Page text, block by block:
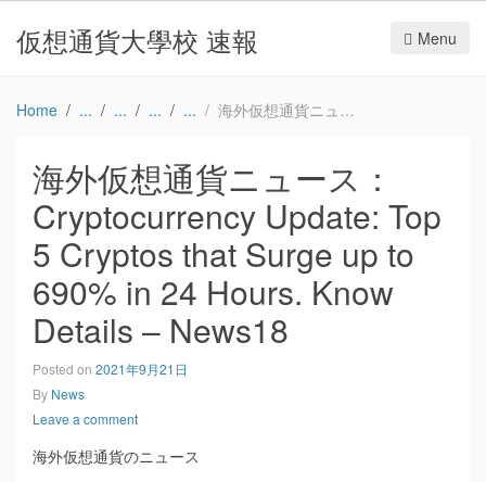
仮想通貨大學校 速報 Menu
Home 海外仮想通貨ニュース：Cryptocurrency Update: Top 5 Cryptos that Surge up to 690% in 24 Hours. Know Details – News18
海外仮想通貨ニュース：
Cryptocurrency Update: Top
5 Cryptos that Surge up to
690% in 24 Hours. Know
Details – News18
Posted on 2021年9月21日
By News
Leave a comment
海外仮想通貨のニュース